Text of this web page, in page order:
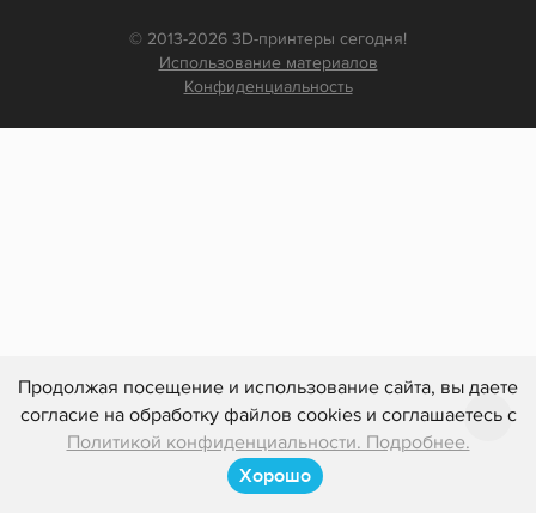
Продолжая посещение и использование сайта, вы даете
согласие на обработку файлов cookies и соглашаетесь с
Политикой конфиденциальности. Подробнее.
Хорошо
© 2013-2026 3D-принтеры сегодня!
Использование материалов
Конфиденциальность